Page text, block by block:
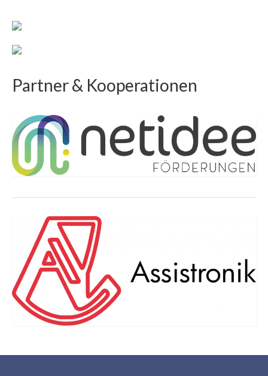
Partner & Kooperationen